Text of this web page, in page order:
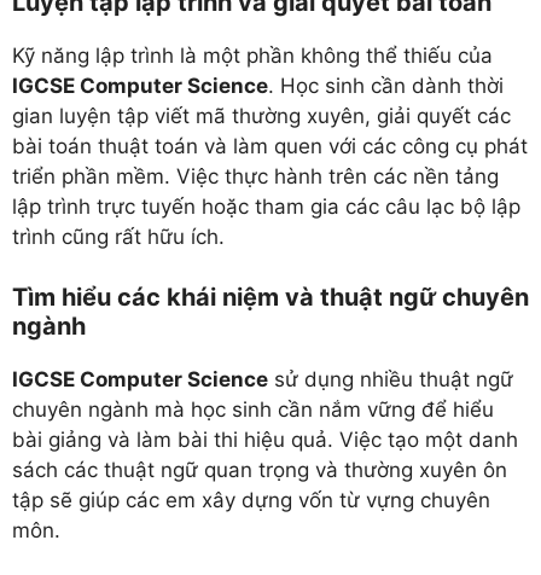
Kỹ năng lập trình là một phần không thể thiếu của
IGCSE Computer Science. Học sinh cần dành thời
gian luyện tập viết mã thường xuyên, giải quyết các
bài toán thuật toán và làm quen với các công cụ phát
triển phần mềm. Việc thực hành trên các nền tảng
lập trình trực tuyến hoặc tham gia các câu lạc bộ lập
trình cũng rất hữu ích.
Tìm hiểu các khái niệm và thuật ngữ chuyên
ngành
IGCSE Computer Science sử dụng nhiều thuật ngữ
chuyên ngành mà học sinh cần nắm vững để hiểu
bài giảng và làm bài thi hiệu quả. Việc tạo một danh
sách các thuật ngữ quan trọng và thường xuyên ôn
tập sẽ giúp các em xây dựng vốn từ vựng chuyên
môn.